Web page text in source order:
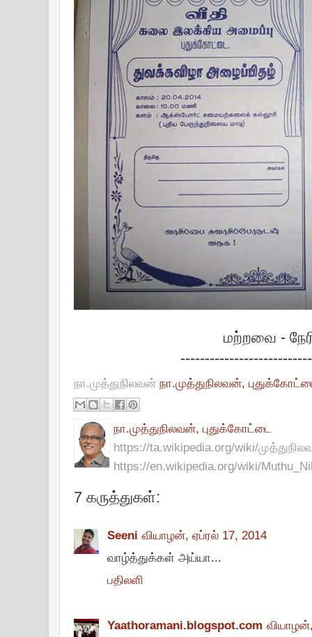
மற்றவை -
நா.முத்துநிலவன் நா.முத்துநிலவன்,
நா.முத்துநிலவன், புதுக்கோட்டை
https://ta.wikipedia.org/wiki/
https://en.wikipedia.org/wiki/
7 கருத்துகள்:
Seeni வியாழன், ஏப்ரல் 17, 2014
வாழ்த்துக்கள் அய்யா...
பதிலளி
Yaathoramani.blogspot.com